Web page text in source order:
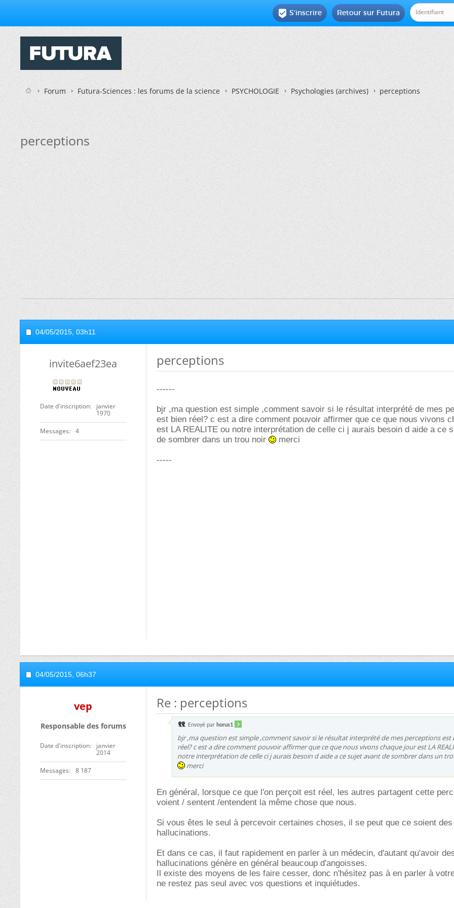
Retour sur Futura
 S'inscrire
Forum Futura-Sciences : les forums de la science PSYCHOLOGIE Psychologies (archives) perceptions
perceptions
04/05/2015, 03h11
invite6aef23ea
Date d'inscription
janvier
1970
Messages 4
perceptions
------
bjr ,ma question est simple ,comment savoir si le résultat interprété de mes
est bien réel? c est a dire comment pouvoir affirmer que ce que nous vivons
est LA REALITE ou notre interprétation de celle ci j aurais besoin d aide a ce
de sombrer dans un trou noir
merci
-----
04/05/2015, 06h37
vep
Responsable des forums
Date d'inscription
janvier
2014
Messages 8 187
Re : perceptions
Envoyé par horus1
bjr ,ma question est simple ,comment savoir si le résultat interprété de mes perceptions est
réel? c est a dire comment pouvoir affirmer que ce que nous vivons chaque jour est LA
notre interprétation de celle ci j aurais besoin d aide a ce sujet avant de sombrer dans un
merci
En général, lorsque ce que l'on perçoit est réel, les autres partagent cette
voient / sentent /entendent la même chose que nous.
Si vous êtes le seul à percevoir certaines choses, il se peut que ce soient des
hallucinations.
Et dans ce cas, il faut rapidement en parler à un médecin, d'autant qu'avoir
hallucinations génère en général beaucoup d'angoisses.
Il existe des moyens de les faire cesser, donc n'hésitez pas à en parler à
ne restez pas seul avec vos questions et inquiétudes.